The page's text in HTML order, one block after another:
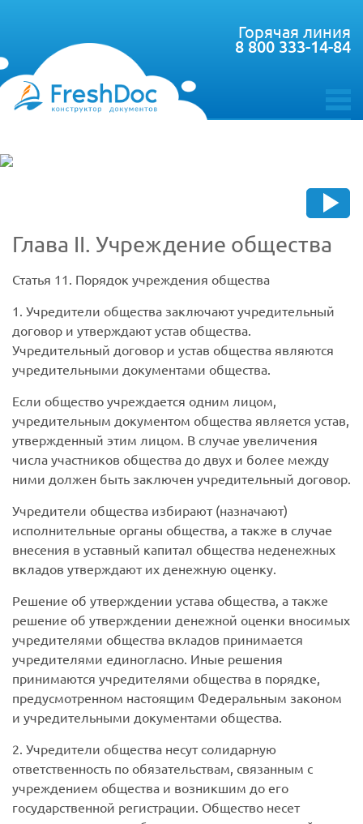
toggle
Горячая линия
8 800 333-14-84
Глава II. Учреждение общества
Статья 11. Порядок учреждения общества
1. Учредители общества заключают учредительный
договор и утверждают устав общества.
Учредительный договор и устав общества являются
учредительными документами общества.
Если общество учреждается одним лицом,
учредительным документом общества является устав,
утвержденный этим лицом. В случае увеличения
числа участников общества до двух и более между
ними должен быть заключен учредительный договор.
Учредители общества избирают (назначают)
исполнительные органы общества, а также в случае
внесения в уставный капитал общества неденежных
вкладов утверждают их денежную оценку.
Решение об утверждении устава общества, а также
решение об утверждении денежной оценки вносимых
учредителями общества вкладов принимается
учредителями единогласно. Иные решения
принимаются учредителями общества в порядке,
предусмотренном настоящим Федеральным законом
и учредительными документами общества.
2. Учредители общества несут солидарную
ответственность по обязательствам, связанным с
учреждением общества и возникшим до его
государственной регистрации. Общество несет